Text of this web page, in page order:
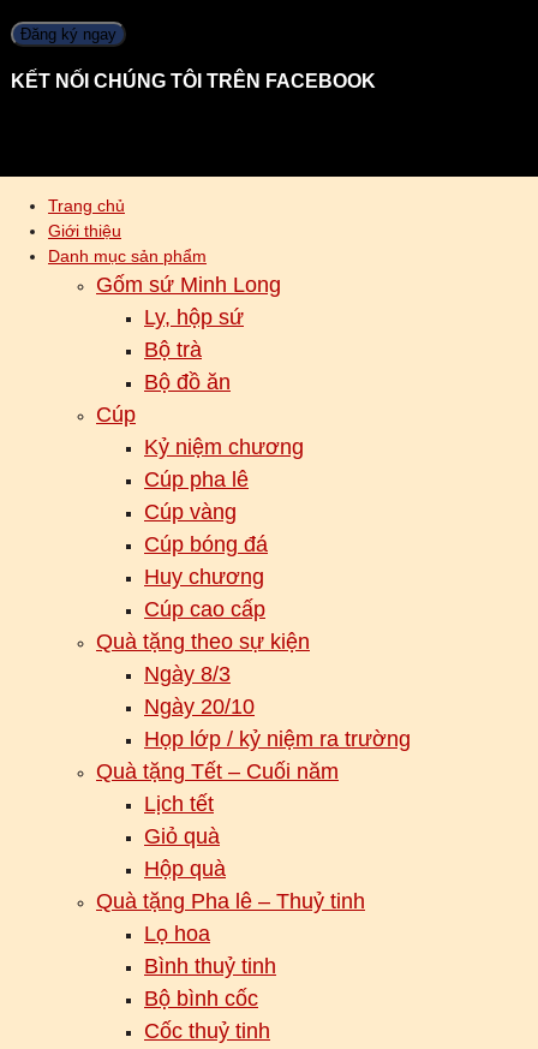
KẾT NỐI CHÚNG TÔI TRÊN FACEBOOK
Trang chủ
Giới thiệu
Danh mục sản phẩm
Gốm sứ Minh Long
Ly, hộp sứ
Bộ trà
Bộ đồ ăn
Cúp
Kỷ niệm chương
Cúp pha lê
Cúp vàng
Cúp bóng đá
Huy chương
Cúp cao cấp
Quà tặng theo sự kiện
Ngày 8/3
Ngày 20/10
Họp lớp / kỷ niệm ra trường
Quà tặng Tết – Cuối năm
Lịch tết
Giỏ quà
Hộp quà
Quà tặng Pha lê – Thuỷ tinh
Lọ hoa
Bình thuỷ tinh
Bộ bình cốc
Cốc thuỷ tinh